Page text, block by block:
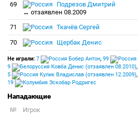
69
Подрезов Дмитрий
↔ отзаявлен 08.2009
71 Ткачёв Сергей
70 Щербак Денис
Не играли: 7 Бобер Антон, 99
9
Ковба Денис (отзаявлен 08.2010),
5
Кулик Владислав (отзаявлен 12.2009),
19
Эскобар Родригес
Нападающие
№ Игрок